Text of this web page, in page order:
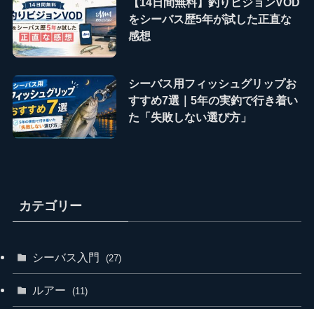
をシーバス歴5年が試した正直な
感想
シーバス用フィッシュグリップお
すすめ7選｜5年の実釣で行き着い
た「失敗しない選び方」
カテゴリー
シーバス入門 (27)
ルアー (11)